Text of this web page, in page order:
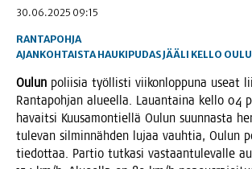
30.06.2025 09:15
RANTAPOHJA
AJANKOHTAISTA HAUKIPUDASJÄÄLI KELLO OULU
Oulun polii­sia työl­lis­ti vii­kon­lop­pu­na useat
Ran­ta­poh­jan alu­eel­la. Lau­an­tai­na kel­lo 04
havait­si Kuusa­mon­tiel­lä Oulun suun­nas­ta
tule­van sil­min­näh­den lujaa vauh­tia, Oulun
tie­dot­taa. Par­tio tut­ka­si vas­taan­tu­le­val­le